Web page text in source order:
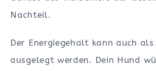
Nachteil.
Der Energiegehalt kann auch
ausgelegt werden. Dein Hund